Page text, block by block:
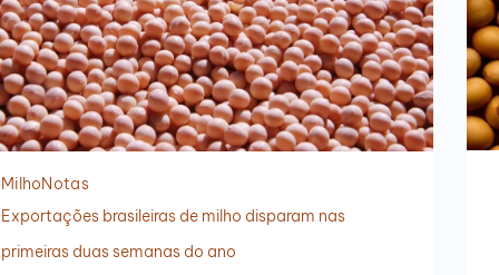
MilhoNotas
Exportações brasileiras de milho disparam nas
primeiras duas semanas do ano